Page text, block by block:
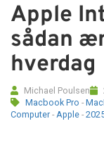
Reparationer og RMA
Reservedele
B2B-Opkøb
Apple
sådan
hverdag
Michael Poulsen
Macbook Pro -
Computer - Apple -